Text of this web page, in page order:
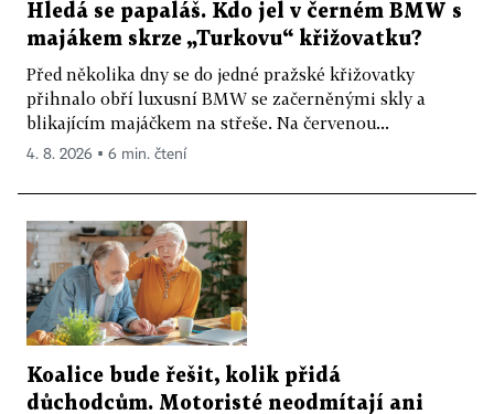
Hledá se papaláš. Kdo jel v černém BMW s
majákem skrze „Turkovu“ křižovatku?
Před několika dny se do jedné pražské křižovatky
přihnalo obří luxusní BMW se začerněnými skly a
blikajícím majáčkem na střeše. Na červenou...
4. 8. 2026 ▪ 6 min. čtení
Koalice bude řešit, kolik přidá
důchodcům. Motoristé neodmítají ani